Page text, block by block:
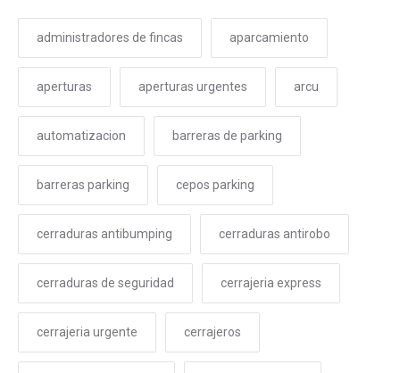
administradores de fincas aparcamiento
aperturas aperturas urgentes arcu
automatizacion barreras de parking
barreras parking cepos parking
cerraduras antibumping cerraduras antirobo
cerraduras de seguridad cerrajeria express
cerrajeria urgente cerrajeros